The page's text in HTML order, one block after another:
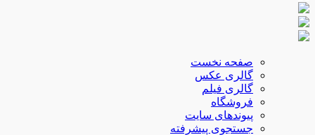
صفحه نخست
گالری عکس
گالری فیلم
فروشگاه
پیوندهای سایت
جستجوی پیشرفته